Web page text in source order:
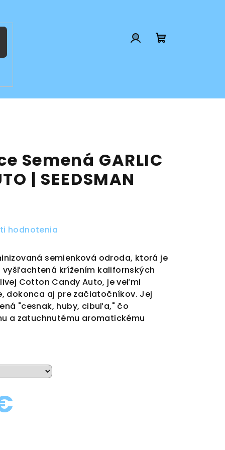
Semená GARLIC
| SEEDSMAN
hodnotenia
semienková odroda, ktorá je
vyšľachtená krížením kalifornských
Cotton Candy Auto, je veľmi
dokonca aj pre začiatočníkov. Jej
"cesnak, huby, cibuľa," čo
a zatuchnutému aromatickému